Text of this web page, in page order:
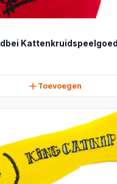
Kattenkruidspeelgoed
Toevoegen